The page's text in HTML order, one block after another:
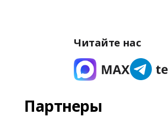
Читайте нас
Партнеры